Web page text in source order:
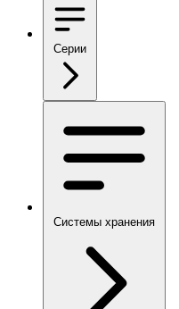
Серии
Системы хранения